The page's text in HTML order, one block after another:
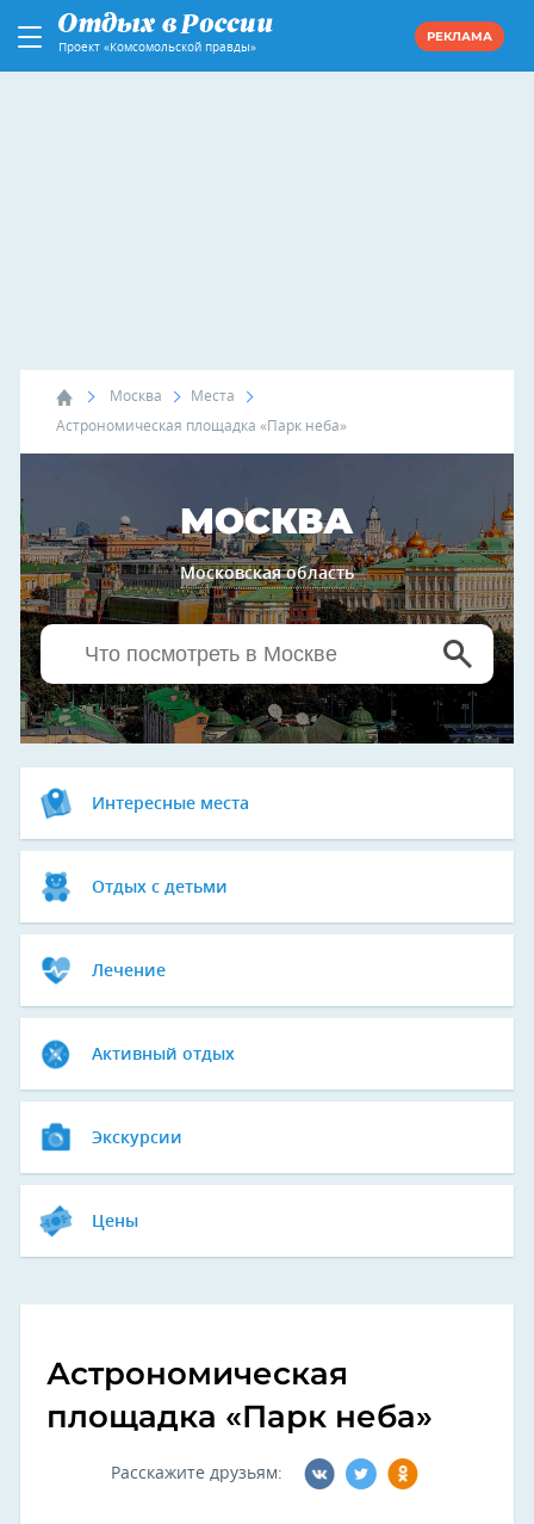
Проект «Комсомольской правды»
РЕКЛАМА
Москва Места
Астрономическая площадка «Парк неба»
МОСКВА
Московская область
Интересные места
Отдых с детьми
Лечение
Активный отдых
Экскурсии
Цены
Астрономическая
площадка «Парк неба»
Расскажите друзьям: